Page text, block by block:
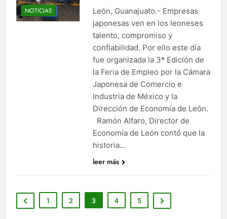
NOTICIAS
León, Guanajuato.- Empresas
japonesas ven en los leoneses
talento, compromiso y
confiabilidad. Por ello este día
fue organizada la 3ª Edición de
la Feria de Empleo por la Cámara
Japonesa de Comercio e
Industria de México y la
Dirección de Economía de León.
Ramón Alfaro, Director de
Economía de León contó que la
historia…
leer más
1 2 3 4 5